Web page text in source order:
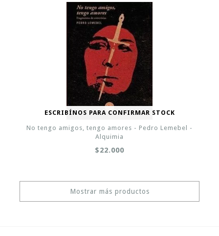
ESCRIBÍNOS PARA CONFIRMAR STOCK
No tengo amigos, tengo amores - Pedro Lemebel -
Alquimia
$22.000
Mostrar más productos